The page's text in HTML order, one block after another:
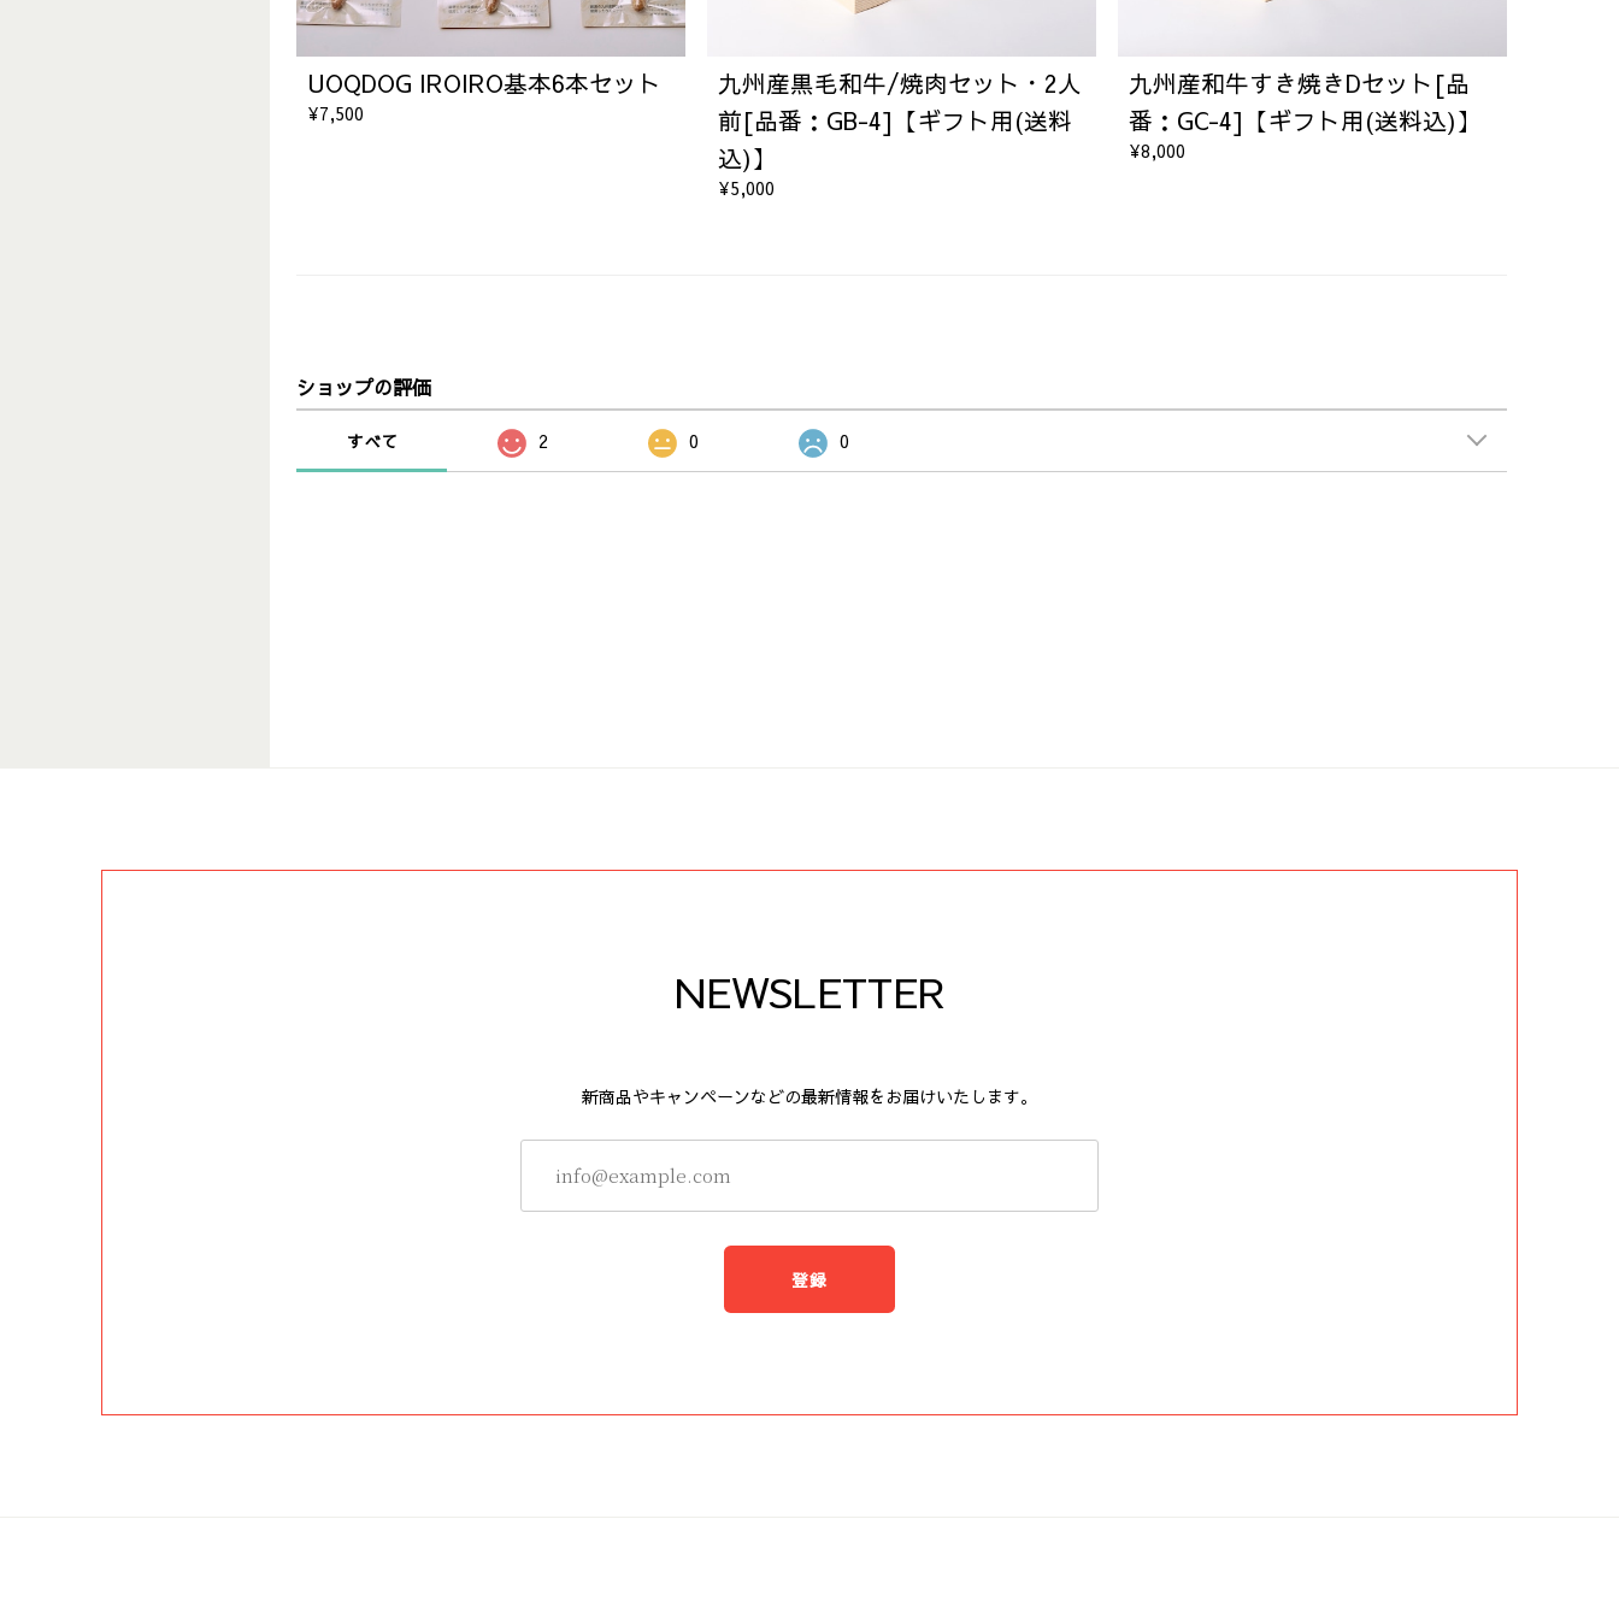
UOQDOG IROIRO基本6本セット
¥7,500
九州産黒毛和牛/焼肉セット・2人
前[品番：GB-4]【ギフト用(送料
込)】
¥5,000
九州産和牛すき焼きDセット[品
番：GC-4]【ギフト用(送料込)】
¥8,000
ショップの評価
すべて 2 0 0
NEWSLETTER
新商品やキャンペーンなどの最新情報をお届けいたします。
登録